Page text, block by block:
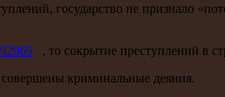
государство не признало
, то сокрытие преступлений в
совершены криминальные деяния.